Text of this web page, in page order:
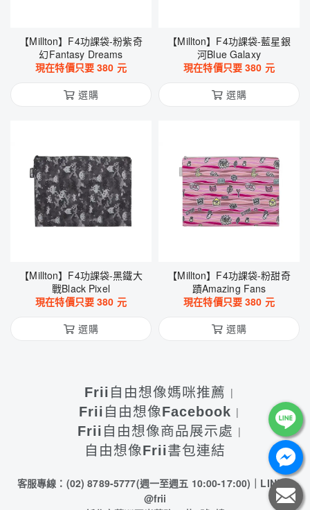
【Millton】F4功課袋-粉紫奇
幻Fantasy Dreams
現在特價只要380 元
選購
【Millton】F4功課袋-藍星銀
河Blue Galaxy
現在特價只要380 元
選購
【Millton】F4功課袋-黑鐵大
戰Black Pixel
現在特價只要380 元
選購
【Millton】F4功課袋-粉甜奇
蹟Amazing Fans
現在特價只要380 元
選購
Frii自由想像媽咪推薦
Frii自由想像Facebook
Frii自由想像商品展示處
自由想像Frii書包連結
客服專線：(02) 8789-5777(週一至週五 10:00-17:00) ｜LINE：
@frii